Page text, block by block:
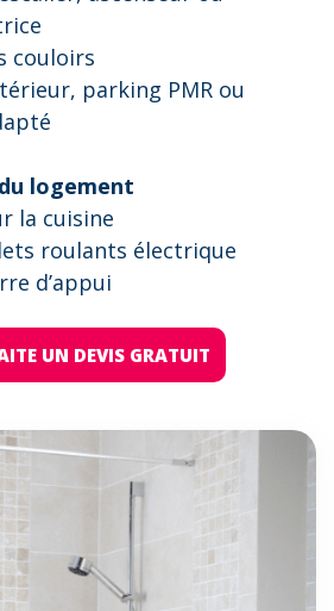
couloirs
parking PMR ou
logement
la cuisine
roulants électrique
d’appui
UN DEVIS GRATUIT